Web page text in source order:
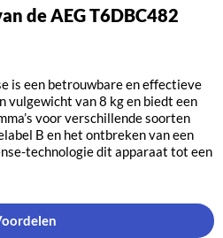
is een betrouwbare en effectieve
vulgewicht van 8 kg en biedt een
voor verschillende soorten
B en het ontbreken van een
technologie dit apparaat tot een